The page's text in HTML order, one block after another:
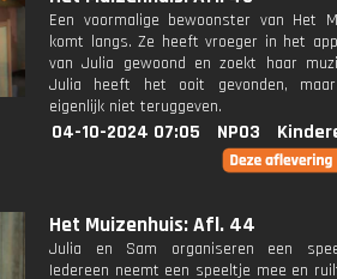
Een voormalige bewoonster van Het
komt langs. Ze heeft vroeger in het
van Julia gewoond en zoekt haar
Julia heeft het ooit gevonden,
eigenlijk niet teruggeven.
04-10-2024 07:05 NPO3
Het Muizenhuis: Afl. 44
Julia en Sam organiseren een
Iedereen neemt een speeltje mee en